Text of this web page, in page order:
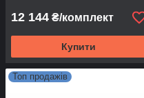
12 144 ₴/комплект
Купити
Топ продажів